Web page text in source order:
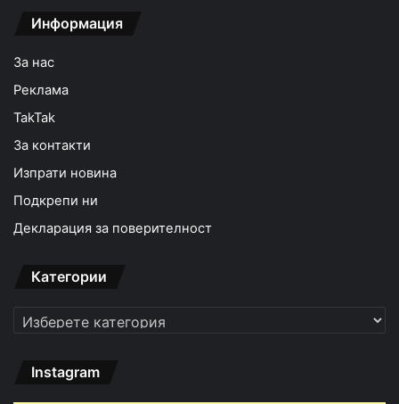
Информация
За нас
Реклама
TakTak
За контакти
Изпрати новина
Подкрепи ни
Декларация за поверителност
Категории
Категории
Instagram